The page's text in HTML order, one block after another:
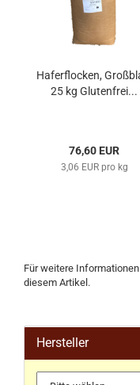
Haferflocken,
25 kg Glutenfrei...
76,60 EUR
3,06 EUR pro kg
Für weitere
diesem Artikel.
Hersteller